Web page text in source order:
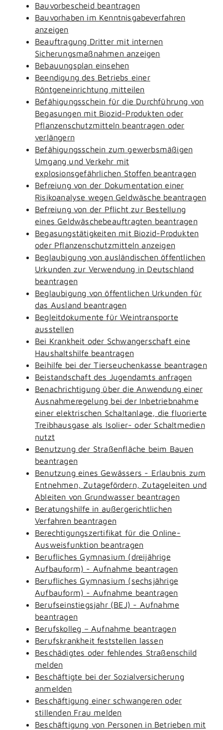
Bauvorbescheid beantragen
Bauvorhaben im Kenntnisgabeverfahren
anzeigen
Beauftragung Dritter mit internen
Sicherungsmaßnahmen anzeigen
Bebauungsplan einsehen
Beendigung des Betriebs einer
Röntgeneinrichtung mitteilen
Befähigungsschein für die Durchführung von
Begasungen mit Biozid-Produkten oder
Pflanzenschutzmitteln beantragen oder
verlängern
Befähigungsschein zum gewerbsmäßigen
Umgang und Verkehr mit
explosionsgefährlichen Stoffen beantragen
Befreiung von der Dokumentation einer
Risikoanalyse wegen Geldwäsche beantragen
Befreiung von der Pflicht zur Bestellung
eines Geldwäschebeauftragten beantragen
Begasungstätigkeiten mit Biozid-Produkten
oder Pflanzenschutzmitteln anzeigen
Beglaubigung von ausländischen öffentlichen
Urkunden zur Verwendung in Deutschland
beantragen
Beglaubigung von öffentlichen Urkunden für
das Ausland beantragen
Begleitdokumente für Weintransporte
ausstellen
Bei Krankheit oder Schwangerschaft eine
Haushaltshilfe beantragen
Beihilfe bei der Tierseuchenkasse beantragen
Beistandschaft des Jugendamts anfragen
Benachrichtigung über die Anwendung einer
Ausnahmeregelung bei der Inbetriebnahme
einer elektrischen Schaltanlage, die fluorierte
Treibhausgase als Isolier- oder Schaltmedien
nutzt
Benutzung der Straßenfläche beim Bauen
beantragen
Benutzung eines Gewässers - Erlaubnis zum
Entnehmen, Zutagefördern, Zutageleiten und
Ableiten von Grundwasser beantragen
Beratungshilfe in außergerichtlichen
Verfahren beantragen
Berechtigungszertifikat für die Online-
Ausweisfunktion beantragen
Berufliches Gymnasium (dreijährige
Aufbauform) - Aufnahme beantragen
Berufliches Gymnasium (sechsjährige
Aufbauform) - Aufnahme beantragen
Berufseinstiegsjahr (BEJ) - Aufnahme
beantragen
Berufskolleg – Aufnahme beantragen
Berufskrankheit feststellen lassen
Beschädigtes oder fehlendes Straßenschild
melden
Beschäftigte bei der Sozialversicherung
anmelden
Beschäftigung einer schwangeren oder
stillenden Frau melden
Beschäftigung von Personen in Betrieben mit